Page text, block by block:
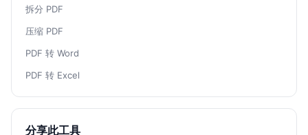
拆分 PDF
压缩 PDF
PDF 转 Word
PDF 转 Excel
分享此工具